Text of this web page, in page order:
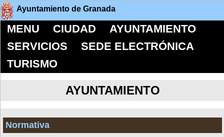
Ayuntamiento de Granada
MENU CIUDAD
AYUNTAMIENTO
SERVICIOS
SEDE ELECTRÓNICA
TURISMO
AYUNTAMIENTO
Normativa